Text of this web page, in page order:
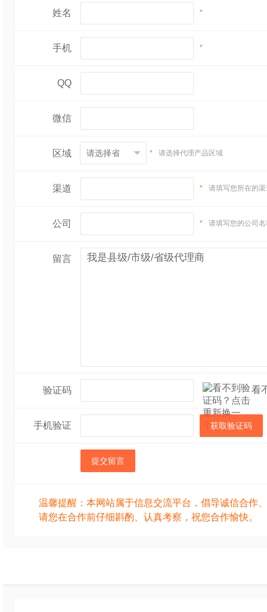
姓名 *
手机 *
QQ
微信
区域 * 请选择代理产品区域
渠道 * 请填写您所在的
公司 * 请填写您的公司
留言
验证码 看
手机验证 获取验证码
提交留言
温馨提醒：本网站属于信息交流平台，倡导诚信合作
请您在合作前仔细斟酌、认真考察，祝您合作愉快。